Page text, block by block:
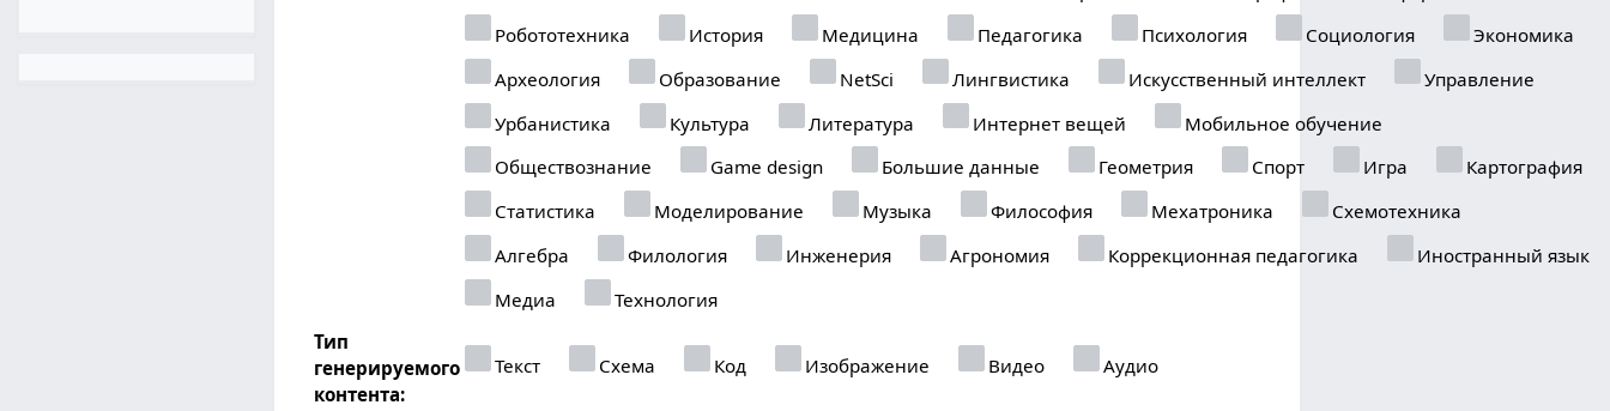
Робототехника
История Медицина Педагогика Психология Социология
Экономика
Археология
Образование NetSci Лингвистика Искусственный интеллект
Управление
Урбанистика
Культура Литература Интернет вещей
Мобильное обучение
Обществознание
Game design Большие данные Геометрия Спорт Игра
Картография
Статистика
Моделирование Музыка Философия Мехатроника
Схемотехника
Алгебра
Филология Инженерия Агрономия Коррекционная педагогика
Иностранный язык
Медиа
Технология
Тип
генерируемого
контента:
Текст Схема Код Изображение Видео Аудио